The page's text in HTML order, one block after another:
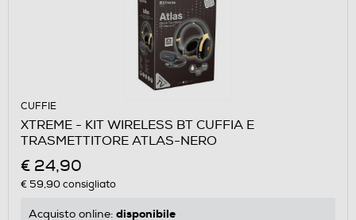
CUFFIE
XTREME - KIT WIRELESS BT CUFFIA E
TRASMETTITORE ATLAS-NERO
€ 24,90
€ 59,90consigliato
Acquisto online: disponibile